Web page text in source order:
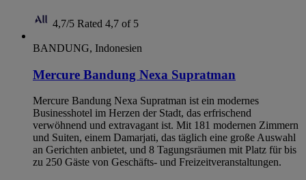
4,7/5 Rated 4,7 of 5
BANDUNG, Indonesien
Mercure Bandung Nexa Supratman
Mercure Bandung Nexa Supratman ist ein modernes
Businesshotel im Herzen der Stadt, das erfrischend
verwöhnend und extravagant ist. Mit 181 modernen Zimmern
und Suiten, einem Damarjati, das täglich eine große Auswahl
an Gerichten anbietet, und 8 Tagungsräumen mit Platz für bis
zu 250 Gäste von Geschäfts- und Freizeitveranstaltungen.